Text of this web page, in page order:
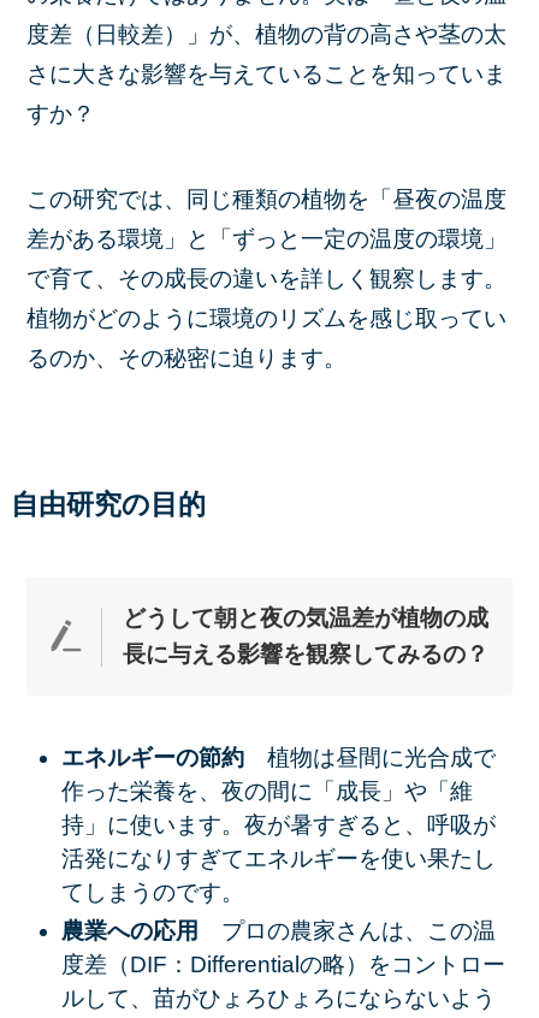
度差（日較差）」が、植物の背の高さや茎の太
さに大きな影響を与えていることを知っていま
すか？
この研究では、同じ種類の植物を「昼夜の温度
差がある環境」と「ずっと一定の温度の環境」
で育て、その成長の違いを詳しく観察します。
植物がどのように環境のリズムを感じ取ってい
るのか、その秘密に迫ります。
自由研究の目的
どうして朝と夜の気温差が植物の成
長に与える影響を観察してみるの？
エネルギーの節約 植物は昼間に光合成で
作った栄養を、夜の間に「成長」や「維
持」に使います。夜が暑すぎると、呼吸が
活発になりすぎてエネルギーを使い果たし
てしまうのです。
農業への応用 プロの農家さんは、この温
度差（DIF：Differentialの略）をコントロー
ルして、苗がひょろひょろにならないよう